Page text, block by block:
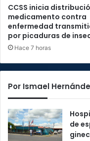
CCSS inicia
medicamento contra
enfermedad
por picaduras de
Hace 7 horas
Por Ismael
de